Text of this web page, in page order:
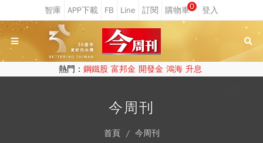
0
熱門： 鋼鐵股 富邦金 開發金 鴻海 升息
今周刊
首頁 今周刊